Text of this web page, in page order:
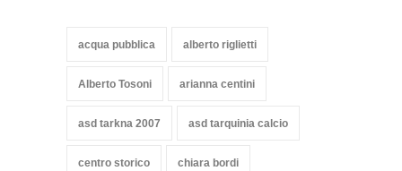
acqua pubblica alberto riglietti
Alberto Tosoni arianna centini
asd tarkna 2007 asd tarquinia calcio
centro storico chiara bordi